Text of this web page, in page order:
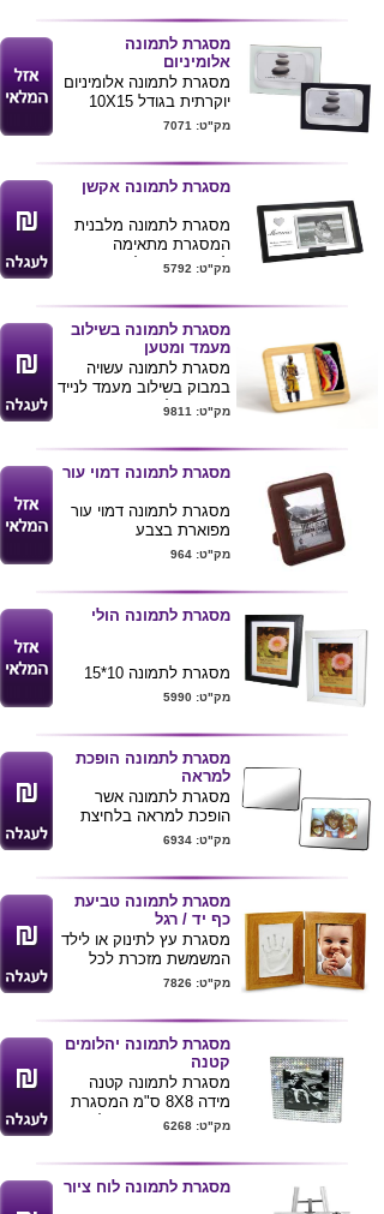
ניתן להדפיס לוגו או
הקדשה ע"ג המסגרת .
מסגרת לתמונה
אלומיניום
מסגרת לתמונה אלומיניום
יוקרתית בגודל 10X15
ס"מ
בלוגו חברה
מק"ט: 7071
מסגרת לתמונה אקשן
מסגרת לתמונה מלבנית
המסגרת מתאימה
לתמונות בגודל 4X6 ס"מ .
ס"מ
שירותי הדפסת לוגו או
הקדשה ע"ג המסגרת .
מק"ט: 5792
מסגרת לתמונה בשילוב
מעמד ומטען
מסגרת לתמונה עשויה
במבוק בשילוב מעמד לנייד
ניתן להדפיס לוגו ע"ג
המוצר .
מק"ט: 9811
מסגרת לתמונה דמוי עור
מסגרת לתמונה דמוי עור
מפוארת בצבע
חום מידה: 24x18.5x1.5
עםמשטח לעכברתואם.
מק"ט: 964
מסגרת לתמונה הולי
מסגרת לתמונה 10*15
ס"מ מגיע בצבעים
עשוי עץ.
מק"ט: 5990
מסגרת לתמונה הופכת
למראה
מסגרת לתמונה אשר
הופכת למראה בלחיצת
כפתור פשוטה
מידות : 17X22 ס"מ
מק"ט: 6934
מסגרת לתמונה טביעת
כף יד / רגל
מסגרת עץ לתינוק או לילד
המשמשת מזכרת לכל
החיים , מטביעים את כף
החימר מוספים תמונה
מאותה התקופה ויש לנו
מזכרת לשנים .
מידות : כללי פתוח 35X24
ס"מ
מידות תמונה במסגרת :
16.5X11 ס"מ
ע"ג המוצר
מק"ט: 7826
מסגרת לתמונה יהלומים
קטנה
מסגרת לתמונה קטנה
מידה 8X8 ס"מ המסגרת
עם עיטורים דמוי יהלומים,
ע"ג המוצר .
מק"ט: 6268
מסגרת לתמונה לוח ציור